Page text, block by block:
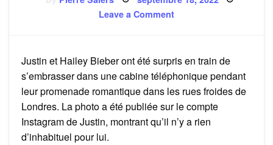
on
Leave a Commenton
Justin
buzz
Justin et Hailey Bieber ont été surpris en train de
s’embrasser dans une cabine téléphonique pendant
leur promenade romantique dans les rues froides de
Londres. La photo a été publiée sur le compte
Instagram de Justin, montrant qu’il n’y a rien
d’inhabituel pour lui.